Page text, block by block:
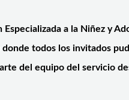
a la Niñez y
donde todos los invitados
del equipo del servicio